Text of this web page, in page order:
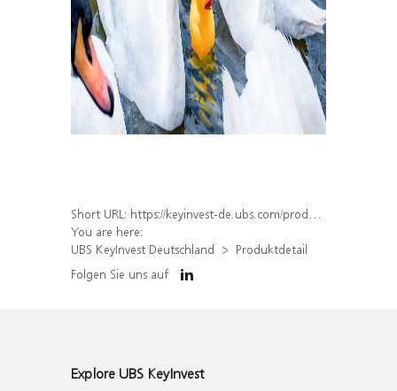
Short URL: https://keyinvest-de.ubs.com/produkt/detail/index/isin/DE000WA7Y628
You are here:
UBS KeyInvest Deutschland
Produktdetail
Folgen Sie uns auf
Explore UBS KeyInvest